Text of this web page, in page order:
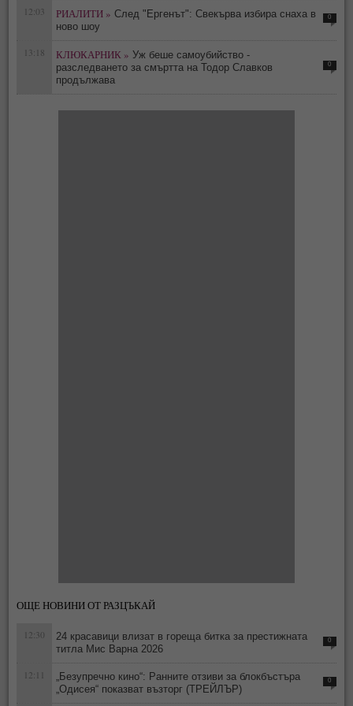
12:03 РИАЛИТИ » След "Ергенът": Свекърва избира снаха в
ново шоу
0
13:18 КЛЮКАРНИК » Уж беше самоубийство -
разследването за смъртта на Тодор Славков
продължава
0
ОЩЕ НОВИНИ ОТ РАЗЦЪКАЙ
12:30
24 красавици влизат в гореща битка за престижната
титла Мис Варна 2026
0
12:11
„Безупречно кино“: Ранните отзиви за блокбъстъра
„Одисея“ показват възторг (ТРЕЙЛЪР)
0